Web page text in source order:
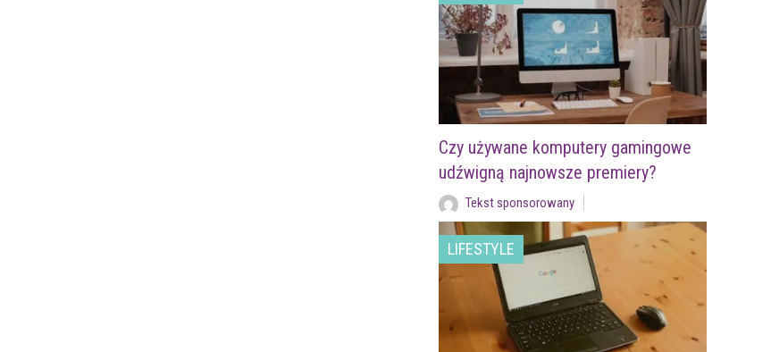
Czy używane komputery gamingowe
udźwigną najnowsze premiery?
Tekst sponsorowany
LIFESTYLE